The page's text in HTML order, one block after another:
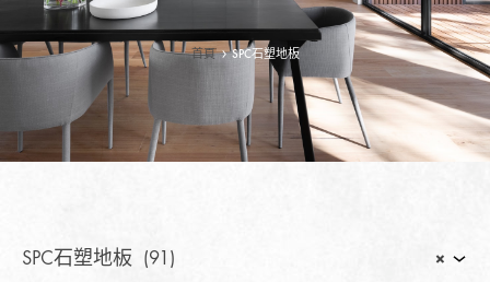
首頁 SPC石塑地板
×
SPC石塑地板 (91)